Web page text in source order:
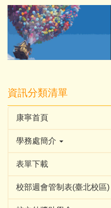
跳
到
內
資訊分類清單
康寧首頁
學務處簡介
表單下載
校部週會管制表(臺北校區)